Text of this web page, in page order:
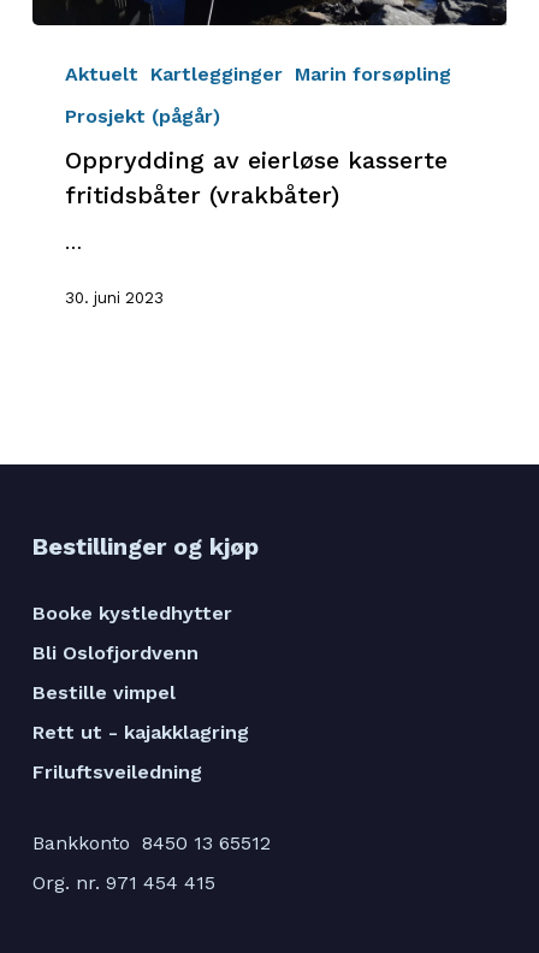
kasserte
fritidsbåter
(vrakbåter)
Aktuelt Kartlegginger Marin forsøpling
Prosjekt (pågår)
Opprydding av eierløse kasserte
fritidsbåter (vrakbåter)
…
30. juni 2023
Bestillinger og kjøp
Booke kystledhytter
Bli Oslofjordvenn
Bestille vimpel
Rett ut - kajakklagring
Friluftsveiledning
Bankkonto 8450 13 65512
Org. nr. 971 454 415